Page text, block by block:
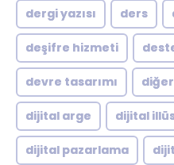
dergi yazısı ders
deşifre hizmeti
devre tasarımı
dijital arge dijital
dijital pazarlama